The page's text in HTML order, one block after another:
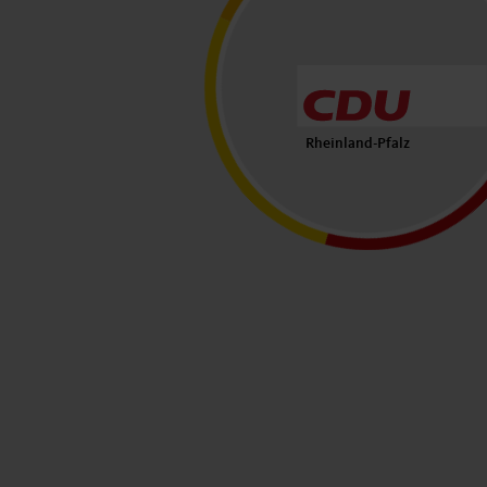
Rheinland-Pfalz